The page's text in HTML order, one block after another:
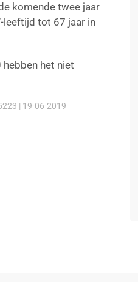
komende twee jaar
leeftijd tot 67 jaar in
het niet
| 19-06-2019